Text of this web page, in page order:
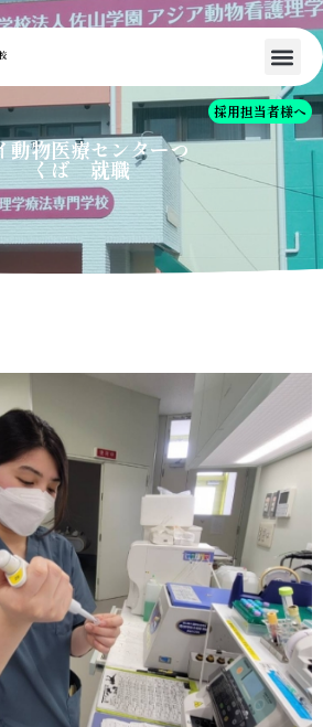
採用担当者様へ
動物医療センターつ
くば 就職